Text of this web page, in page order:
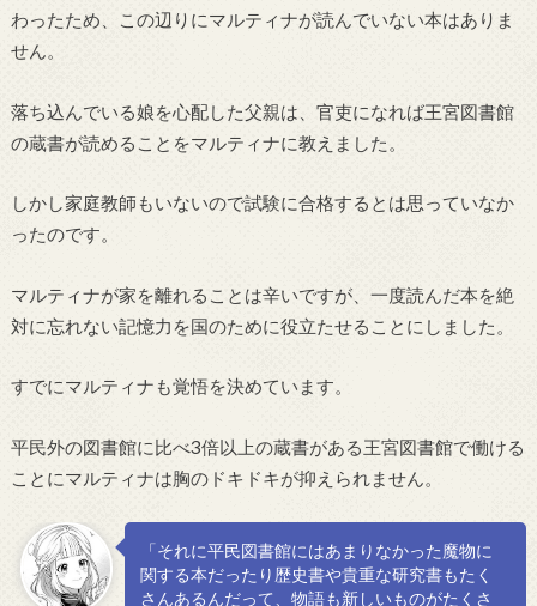
わったため、この辺りにマルティナが読んでいない本はありま
せん。
落ち込んでいる娘を心配した父親は、官吏になれば王宮図書館
の蔵書が読めることをマルティナに教えました。
しかし家庭教師もいないので試験に合格するとは思っていなか
ったのです。
マルティナが家を離れることは辛いですが、一度読んだ本を絶
対に忘れない記憶力を国のために役立たせることにしました。
すでにマルティナも覚悟を決めています。
平民外の図書館に比べ3倍以上の蔵書がある王宮図書館で働ける
ことにマルティナは胸のドキドキが抑えられません。
「それに平民図書館にはあまりなかった魔物に
関する本だったり歴史書や貴重な研究書もたく
さんあるんだって、物語も新しいものがたくさ